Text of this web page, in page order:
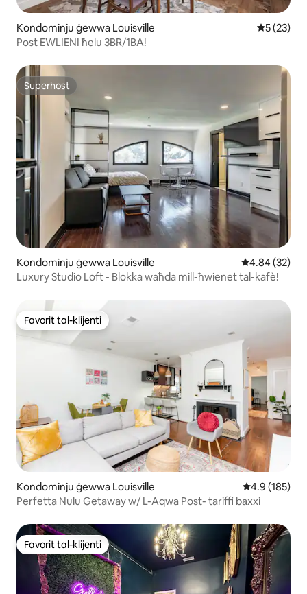
Kondominju ġewwa Louisville Rating
5 (23)
Post EWLIENI ħelu 3BR/1BA!
Superhost
Superhost
Kondominju ġewwa Louisville Rating medju
4.84 (32)
Luxury Studio Loft - Blokka waħda mill-ħwienet tal-kafè!
Favorit tal-klijenti
Favorit tal-klijenti
Kondominju ġewwa Louisville Rating
4.9 (185)
Perfetta Nulu Getaway w/ L-Aqwa Post- tariffi baxxi
Favorit tal-klijenti
Favorit tal-klijenti